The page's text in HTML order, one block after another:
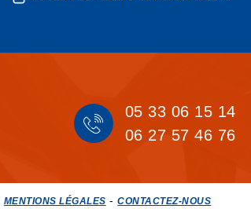
05 33 06 15 14
06 27 57 46 76
MENTIONS LÉGALES -CONTACTEZ-NOUS